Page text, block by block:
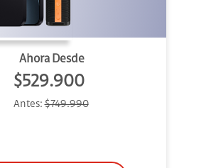
Ahora Desde
$529.900
Antes:$749.990